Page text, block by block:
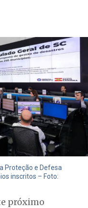
Proteção e Defesa
inscritos – Foto:
próximo